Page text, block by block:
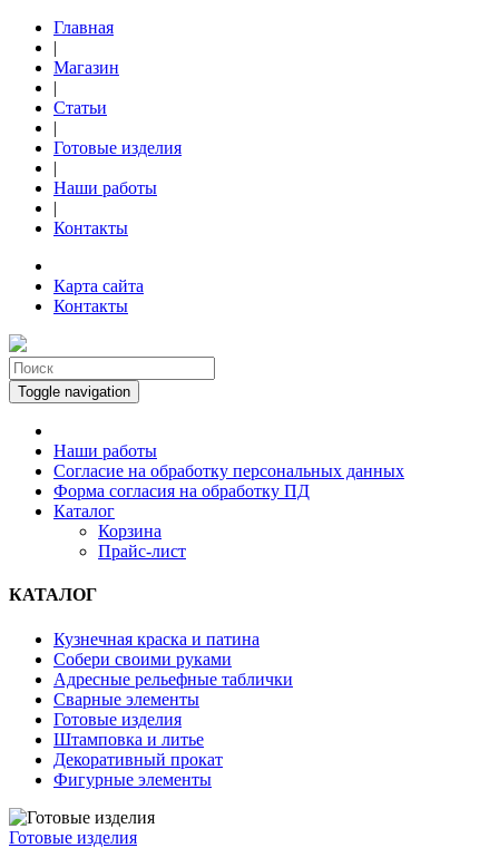
Главная
|
Магазин
|
Статьи
|
Готовые изделия
|
Наши работы
|
Контакты
Карта сайта
Контакты
Toggle navigation
Наши работы
Согласие на обработку персональных данных
Форма согласия на обработку ПД
Каталог
Корзина
Прайс-лист
КАТАЛОГ
Кузнечная краска и патина
Собери своими руками
Адресные рельефные таблички
Сварные элементы
Готовые изделия
Штамповка и литье
Декоративный прокат
Фигурные элементы
Готовые изделия